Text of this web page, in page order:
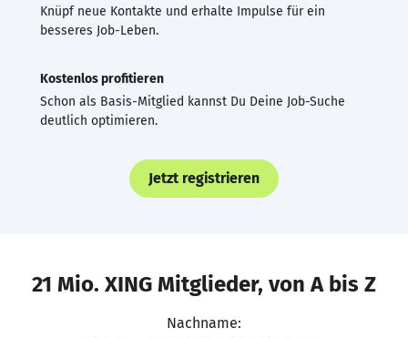
Knüpf neue Kontakte und erhalte Impulse für ein
besseres Job-Leben.
Kostenlos profitieren
Schon als Basis-Mitglied kannst Du Deine Job-Suche
deutlich optimieren.
Jetzt registrieren
21 Mio. XING Mitglieder, von A bis Z
Nachname: